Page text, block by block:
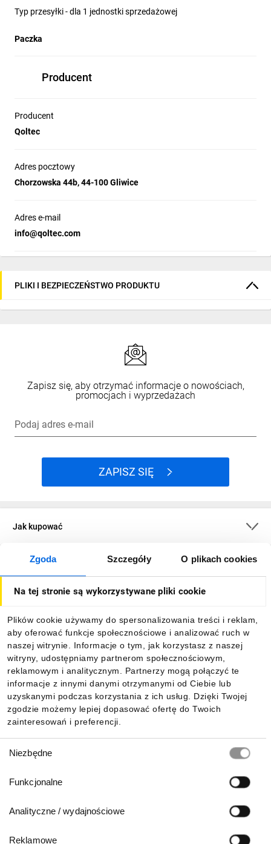
Zgoda Szczegóły O plikach cookies
Na tej stronie są wykorzystywane pliki cookie
Plików cookie używamy do spersonalizowania treści i reklam,
aby oferować funkcje społecznościowe i analizować ruch w
naszej witrynie. Informacje o tym, jak korzystasz z naszej
witryny, udostępniamy partnerom społecznościowym,
reklamowym i analitycznym. Partnerzy mogą połączyć te
informacje z innymi danymi otrzymanymi od Ciebie lub
uzyskanymi podczas korzystania z ich usług. Dzięki Twojej
zgodzie możemy lepiej dopasować ofertę do Twoich
zainteresowań i preferencji.
zgody
Niezbędne
Funkcjonalne
Analityczne / wydajnościowe
Reklamowe
Typ przesyłki - dla 1 jednostki sprzedażowej
Paczka
Producent
Producent
Qoltec
Adres pocztowy
Chorzowska 44b, 44-100 Gliwice
Adres e-mail
info@qoltec.com
PLIKI I BEZPIECZEŃSTWO PRODUKTU
Zapisz się, aby otrzymać informacje o nowościach,
promocjach i wyprzedażach
Podaj adres e-mail
ZAPISZ SIĘ
Jak kupować
O firmie
Informacje
Pobierz naszą aplikację mobilną: